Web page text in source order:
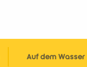
Auf dem Wasser